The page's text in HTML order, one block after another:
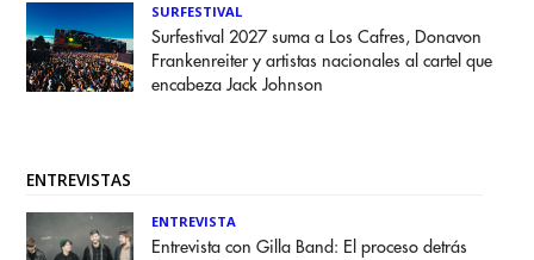
SURFESTIVAL
Surfestival 2027 suma a Los Cafres, Donavon
Frankenreiter y artistas nacionales al cartel que
encabeza Jack Johnson
ENTREVISTAS
ENTREVISTA
Entrevista con Gilla Band: El proceso detrás